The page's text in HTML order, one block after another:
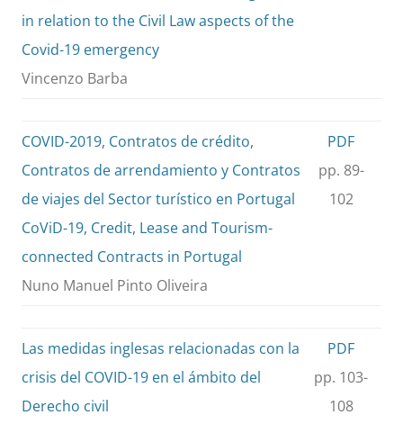
in relation to the Civil Law aspects of the
Covid-19 emergency
Vincenzo Barba
COVID-2019, Contratos de crédito,
Contratos de arrendamiento y Contratos
de viajes del Sector turístico en Portugal
CoViD-19, Credit, Lease and Tourism-
connected Contracts in Portugal
Nuno Manuel Pinto Oliveira
PDF
pp. 89-
102
Las medidas inglesas relacionadas con la
crisis del COVID-19 en el ámbito del
Derecho civil
PDF
pp. 103-
108